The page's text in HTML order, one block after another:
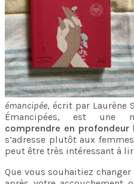
émancipée, écrit par Laurène
Émancipées, est une
comprendre en profondeur
s’adresse plutôt aux
peut être très intéressant à
Que vous souhaitiez